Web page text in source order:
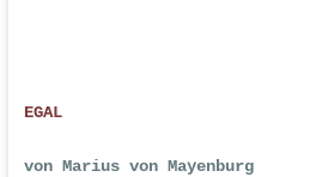
EGAL
von Marius von Mayenburg